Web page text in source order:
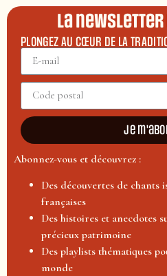
La
PLONGEZ AU CŒUR DE LA
Je
Abonnez-vous et découvrez :
Des découvertes de chants
françaises
Des histoires et anecdotes
précieux patrimoine
Des playlists thématiques
monde